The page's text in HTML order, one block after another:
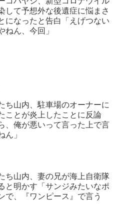
して予想外な後遺症に悩まさ
になったと告白「えげつない
ねん、今回」
ち山内、駐車場のオーナーに
ことが炎上したことに反論
、俺が悪いって言った上で言
ん」
ち山内、妻の兄が海上自衛隊
と明かす「サンジみたいなポ
で、『ワンピース』で言う